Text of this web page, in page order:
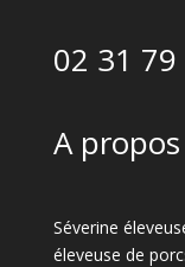
02 31 79
A propos
Séverine
éleveuse de